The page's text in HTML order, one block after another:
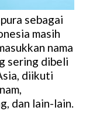
sebagai
masih
nama
sering dibeli
diikuti
dan lain-lain.